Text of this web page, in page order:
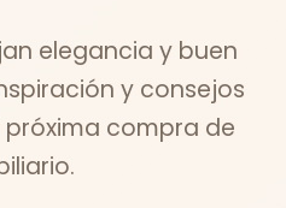
elegancia y buen
y consejos
compra de